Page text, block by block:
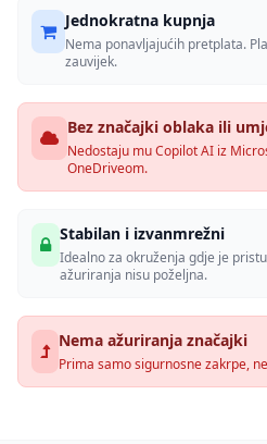
Jednokratna kupnja
Nema ponavljajućih pretplata.
zauvijek.
Bez značajki oblaka ili
Nedostaju mu Copilot AI iz
OneDriveom.
Stabilan i izvanmrežni
Idealno za okruženja gdje je
ažuriranja nisu poželjna.
Nema ažuriranja značajki
Prima samo sigurnosne zakrpe,